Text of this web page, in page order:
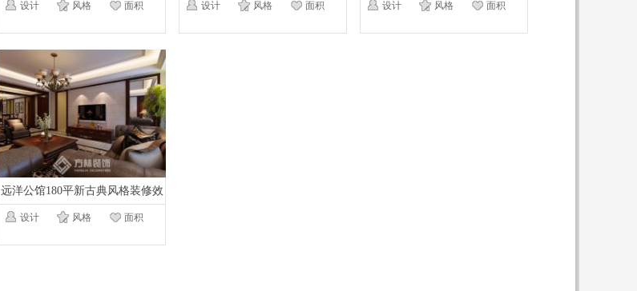
例
设计 风格 面积 设计 风格 面积 例效果图
设计 风格 面积
远洋公馆180平新古典风格装修效
果图
设计 风格 面积